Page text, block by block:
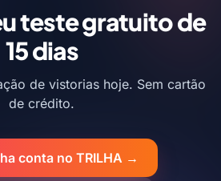
teste gratuito de
15 dias
de vistorias hoje. Sem cartão
de crédito.
conta no TRILHA →